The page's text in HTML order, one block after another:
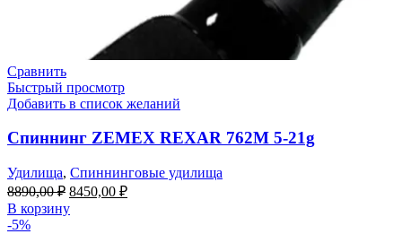
Сравнить
Быстрый просмотр
Добавить в список желаний
Спиннинг ZEMEX REXAR 762M 5-21g
Удилища, Спиннинговые удилища
8890,00₽ Первоначальная
цена
составляла
8450,00 ₽Текущая
В корзину
-5%